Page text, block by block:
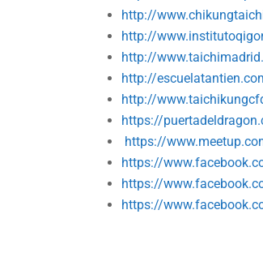
http://
http://
http://
http://
http://
https://
https://
https://
https://
https://